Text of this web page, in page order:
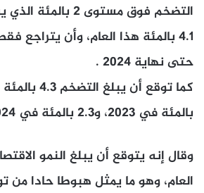
التضخم فوق مستوى 2
حتى نهاية 2024 .
بالمئة في 2023، و2.3 بالمئة في 2024.
العام، وهو ما يمثل هبوطا حادا من